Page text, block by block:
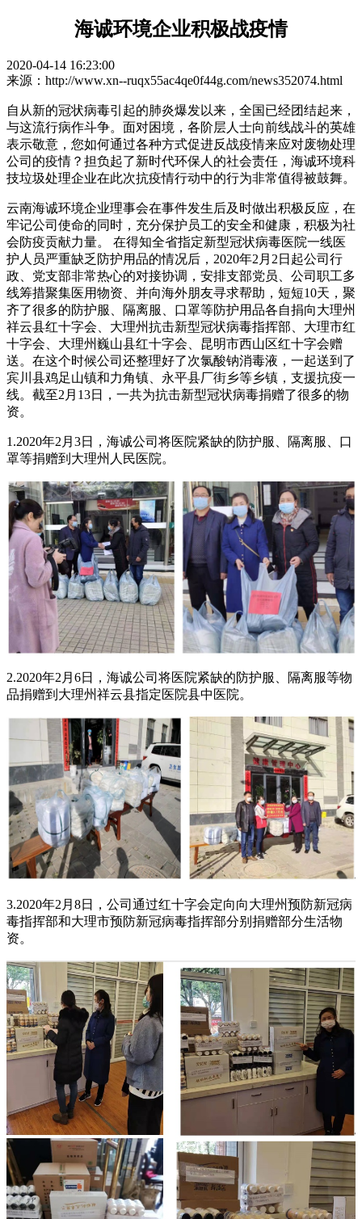
海诚环境企业积极战疫情
2020-04-14 16:23:00
来源：http://www.xn--ruqx55ac4qe0f44g.com/news352074.html
自从新的冠状病毒引起的肺炎爆发以来，全国已经团结起来，
与这流行病作斗争。面对困境，各阶层人士向前线战斗的英雄
表示敬意，您如何通过各种方式促进反战疫情来应对废物处理
公司的疫情？担负起了新时代环保人的社会责任，海诚环境科
技垃圾处理企业在此次抗疫情行动中的行为非常值得被鼓舞。
云南海诚环境企业理事会在事件发生后及时做出积极反应，在
牢记公司使命的同时，充分保护员工的安全和健康，积极为社
会防疫贡献力量。 在得知全省指定新型冠状病毒医院一线医
护人员严重缺乏防护用品的情况后，2020年2月2日起公司行
政、党支部非常热心的对接协调，安排支部党员、公司职工多
线筹措聚集医用物资、并向海外朋友寻求帮助，短短10天，聚
齐了很多的防护服、隔离服、口罩等防护用品各自捐向大理州
祥云县红十字会、大理州抗击新型冠状病毒指挥部、大理市红
十字会、大理州巍山县红十字会、昆明市西山区红十字会赠
送。在这个时候公司还整理好了次氯酸钠消毒液，一起送到了
宾川县鸡足山镇和力角镇、永平县厂街乡等乡镇，支援抗疫一
线。截至2月13日，一共为抗击新型冠状病毒捐赠了很多的物
资。
1.2020年2月3日，海诚公司将医院紧缺的防护服、隔离服、口
罩等捐赠到大理州人民医院。
2.2020年2月6日，海诚公司将医院紧缺的防护服、隔离服等物
品捐赠到大理州祥云县指定医院县中医院。
3.2020年2月8日，公司通过红十字会定向向大理州预防新冠病
毒指挥部和大理市预防新冠病毒指挥部分别捐赠部分生活物
资。